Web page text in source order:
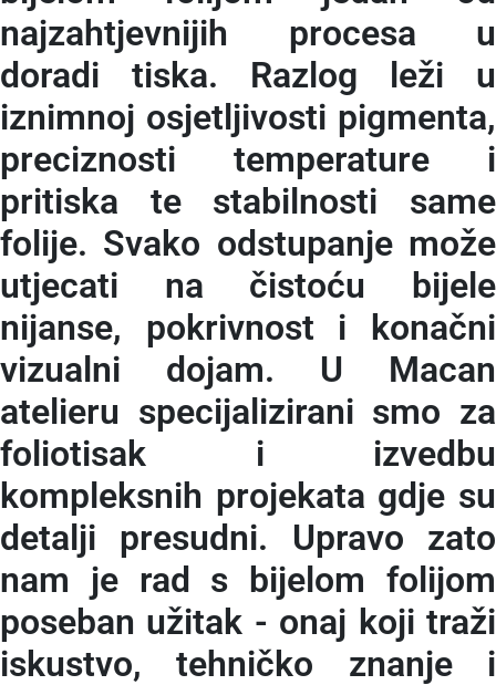
najzahtjevnijih procesa u
doradi tiska. Razlog leži u
iznimnoj osjetljivosti pigmenta,
preciznosti temperature i
pritiska te stabilnosti same
folije. Svako odstupanje može
utjecati na čistoću bijele
nijanse, pokrivnost i konačni
vizualni dojam. U Macan
atelieru specijalizirani smo za
foliotisak i izvedbu
kompleksnih projekata gdje su
detalji presudni. Upravo zato
nam je rad s bijelom folijom
poseban užitak - onaj koji traži
iskustvo, tehničko znanje i